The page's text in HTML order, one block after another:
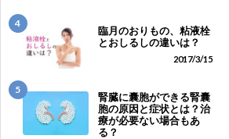
4
臨月のおりもの、粘液栓
とおしるしの違いは？
2017/3/15
5
腎臓に囊胞ができる腎囊
胞の原因と症状とは？治
療が必要ない場合もあ
る？